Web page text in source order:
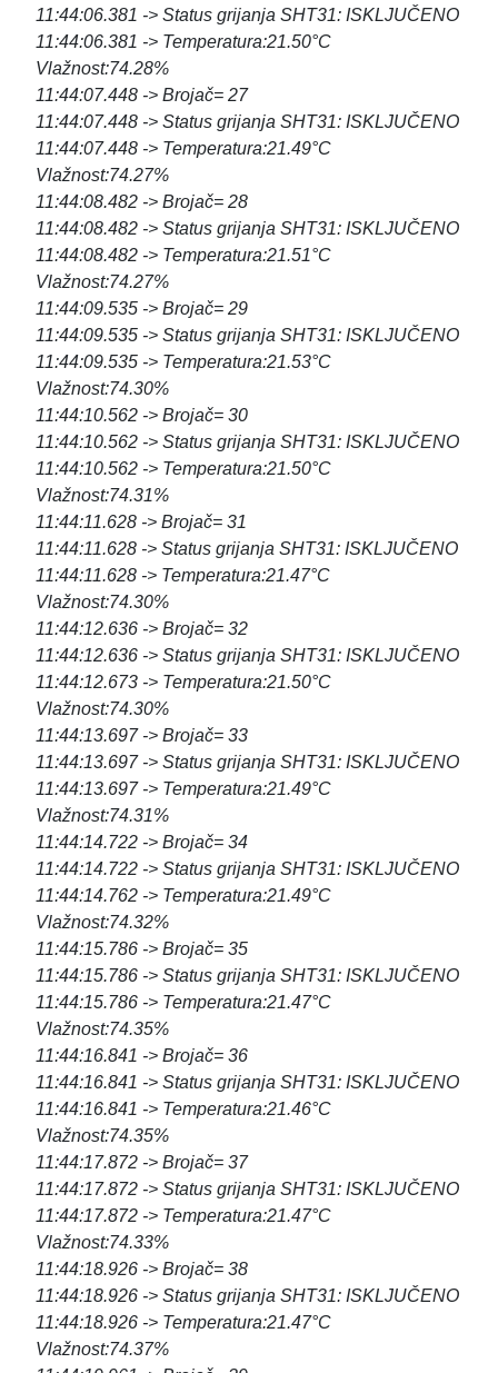
11:44:06.381 -> Status grijanja SHT31: ISKLJUČENO
11:44:06.381 -> Temperatura:21.50°C
Vlažnost:74.28%
11:44:07.448 -> Brojač= 27
11:44:07.448 -> Status grijanja SHT31: ISKLJUČENO
11:44:07.448 -> Temperatura:21.49°C
Vlažnost:74.27%
11:44:08.482 -> Brojač= 28
11:44:08.482 -> Status grijanja SHT31: ISKLJUČENO
11:44:08.482 -> Temperatura:21.51°C
Vlažnost:74.27%
11:44:09.535 -> Brojač= 29
11:44:09.535 -> Status grijanja SHT31: ISKLJUČENO
11:44:09.535 -> Temperatura:21.53°C
Vlažnost:74.30%
11:44:10.562 -> Brojač= 30
11:44:10.562 -> Status grijanja SHT31: ISKLJUČENO
11:44:10.562 -> Temperatura:21.50°C
Vlažnost:74.31%
11:44:11.628 -> Brojač= 31
11:44:11.628 -> Status grijanja SHT31: ISKLJUČENO
11:44:11.628 -> Temperatura:21.47°C
Vlažnost:74.30%
11:44:12.636 -> Brojač= 32
11:44:12.636 -> Status grijanja SHT31: ISKLJUČENO
11:44:12.673 -> Temperatura:21.50°C
Vlažnost:74.30%
11:44:13.697 -> Brojač= 33
11:44:13.697 -> Status grijanja SHT31: ISKLJUČENO
11:44:13.697 -> Temperatura:21.49°C
Vlažnost:74.31%
11:44:14.722 -> Brojač= 34
11:44:14.722 -> Status grijanja SHT31: ISKLJUČENO
11:44:14.762 -> Temperatura:21.49°C
Vlažnost:74.32%
11:44:15.786 -> Brojač= 35
11:44:15.786 -> Status grijanja SHT31: ISKLJUČENO
11:44:15.786 -> Temperatura:21.47°C
Vlažnost:74.35%
11:44:16.841 -> Brojač= 36
11:44:16.841 -> Status grijanja SHT31: ISKLJUČENO
11:44:16.841 -> Temperatura:21.46°C
Vlažnost:74.35%
11:44:17.872 -> Brojač= 37
11:44:17.872 -> Status grijanja SHT31: ISKLJUČENO
11:44:17.872 -> Temperatura:21.47°C
Vlažnost:74.33%
11:44:18.926 -> Brojač= 38
11:44:18.926 -> Status grijanja SHT31: ISKLJUČENO
11:44:18.926 -> Temperatura:21.47°C
Vlažnost:74.37%